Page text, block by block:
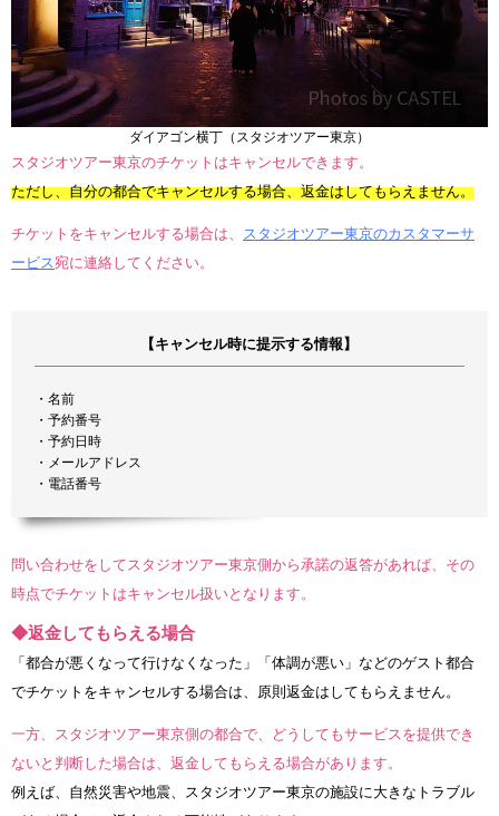
ダイアゴン横丁（スタジオツアー東京）
スタジオツアー東京のチケットはキャンセルできます。
ただし、自分の都合でキャンセルする場合、返金はしてもらえません。
チケットをキャンセルする場合は、
スタジオツアー東京のカスタマーサ
ービス宛に連絡してください。
【キャンセル時に提示する情報】
・名前
・予約番号
・予約日時
・メールアドレス
・電話番号
問い合わせをしてスタジオツアー東京側から承諾の返答があれば、その
時点でチケットはキャンセル扱いとなります。
◆返金してもらえる場合
「都合が悪くなって行けなくなった」「体調が悪い」などのゲスト都合
でチケットをキャンセルする場合は、原則返金はしてもらえません。
一方、スタジオツアー東京側の都合で、どうしてもサービスを提供でき
ないと判断した場合は、返金してもらえる場合があります。
例えば、自然災害や地震、スタジオツアー東京の施設に大きなトラブル